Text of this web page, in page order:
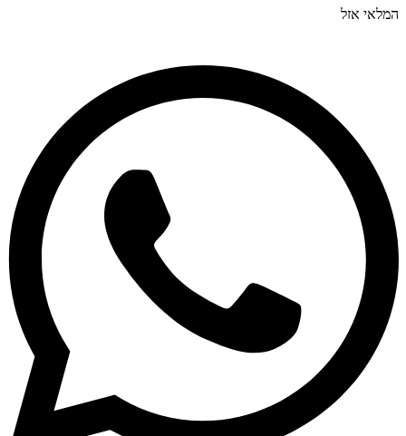
המלאי אזל